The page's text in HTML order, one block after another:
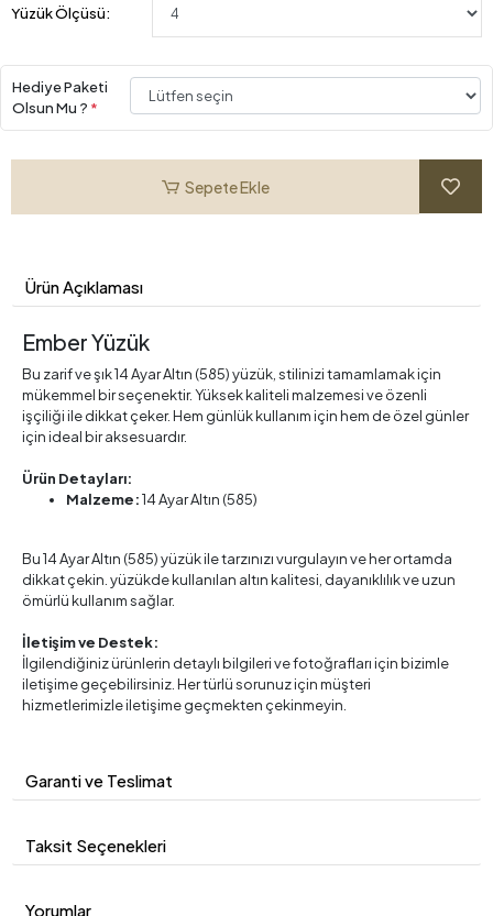
Yüzük Ölçüsü:
Hediye Paketi
Olsun Mu ? *
Sepete Ekle
Ürün Açıklaması
Ember Yüzük
Bu zarif ve şık 14 Ayar Altın (585) yüzük, stilinizi tamamlamak için
mükemmel bir seçenektir. Yüksek kaliteli malzemesi ve özenli
işçiliği ile dikkat çeker. Hem günlük kullanım için hem de özel günler
için ideal bir aksesuardır.
Ürün Detayları:
Malzeme:14 Ayar Altın (585)
Bu 14 Ayar Altın (585) yüzük ile tarzınızı vurgulayın ve her ortamda
dikkat çekin. yüzükde kullanılan altın kalitesi, dayanıklılık ve uzun
ömürlü kullanım sağlar.
İletişim ve Destek:
İlgilendiğiniz ürünlerin detaylı bilgileri ve fotoğrafları için bizimle
iletişime geçebilirsiniz. Her türlü sorunuz için müşteri
hizmetlerimizle iletişime geçmekten çekinmeyin.
Garanti ve Teslimat
Taksit Seçenekleri
Yorumlar